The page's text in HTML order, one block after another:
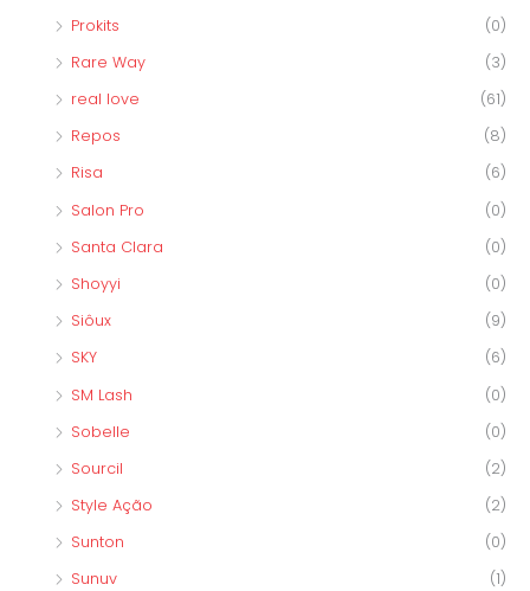
Prokits
(0)
Rare Way
(3)
real love
(61)
Repos
(8)
Risa
(6)
Salon Pro
(0)
Santa Clara
(0)
Shoyyi
(0)
Siôux
(9)
SKY
(6)
SM Lash
(0)
Sobelle
(0)
Sourcil
(2)
Style Ação
(2)
Sunton
(0)
Sunuv
(1)